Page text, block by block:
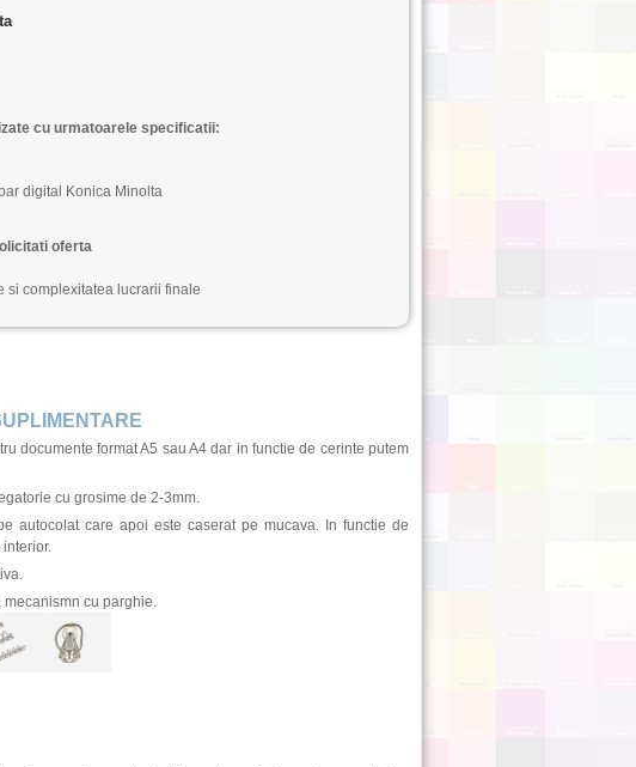
cu urmatoarele specificatii:
digital Konica Minolta
oferta
si complexitatea lucrarii finale
documente format A5 sau A4 dar in functie de cerinte putem
cu grosime de 2-3mm.
autocolat care apoi este caserat pe mucava. In functie de
cu parghie.